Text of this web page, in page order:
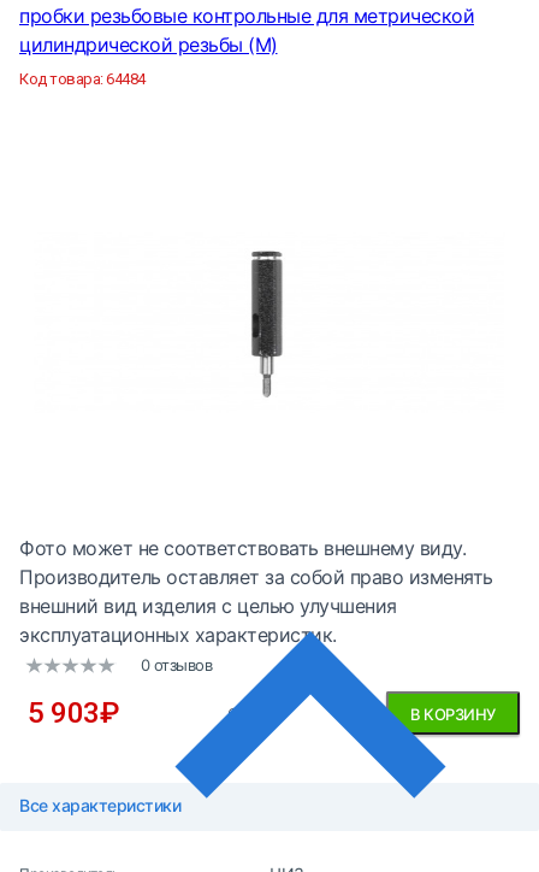
пробки резьбовые контрольные для метрической
цилиндрической резьбы (М)
Код товара:64484
Фото может не соответствовать внешнему виду.
Производитель оставляет за собой право изменять
внешний вид изделия с целью улучшения
эксплуатационных характеристик.
0 отзывов
5 903₽ без НДС В КОРЗИНУ
Все характеристики